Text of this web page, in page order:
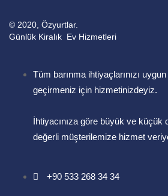
© 2020, Özyurtlar.
Günlük Kiralık Ev Hizmetleri
Tüm barınma ihtiyaçlarınızı
geçirmeniz için hizmetinizdeyiz.
İhtiyacınıza göre büyük ve küçük
değerli müşterilemize hizmet
+90 533 268 34 34